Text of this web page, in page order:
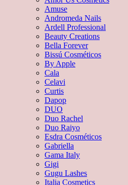
Amuse
Andromeda Nails
Ardell Professional
Beauty Creations
Bella Forever
Bissú Cosméticos
By Apple
Cala
Celavi
Curtis
Dapop
DUO
Duo Rachel
Duo Raiyo
Esdra Cosméticos
Gabriella
Gama Italy
Gigi
Gugu Lashes
Italia Cosmetics